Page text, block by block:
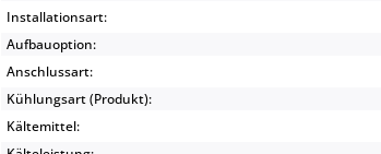
Installationsart:
Aufbauoption:
Anschlussart:
Kühlungsart (Produkt):
Kältemittel: